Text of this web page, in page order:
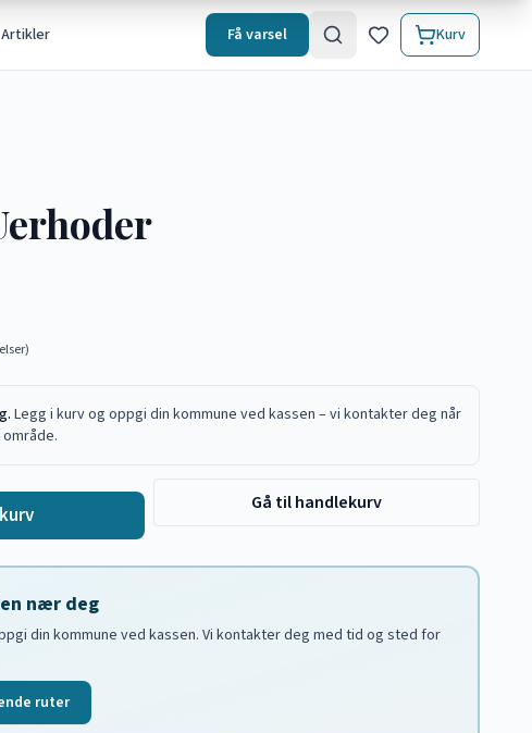
Artikler Få varsel Kurv
Legg i kurv og oppgi din kommune ved kassen – vi kontakter deg når
Gå til handlekurv
nær deg
din kommune ved kassen. Vi kontakter deg med tid og sted for
ruter